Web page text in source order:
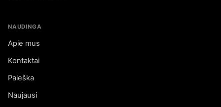
NAUDINGA
Apie mus
Kontaktai
Paieška
Naujausi